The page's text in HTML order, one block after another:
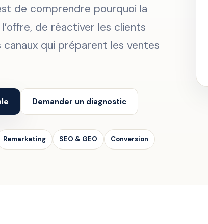
de comprendre pourquoi la
de réactiver les clients
qui préparent les ventes
Demander un diagnostic
Remarketing SEO & GEO Conversion